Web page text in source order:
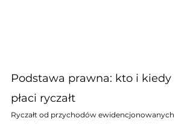
Podstawa prawna: kto i kiedy
płaci ryczałt
Ryczałt od przychodów ewidencjonowanych